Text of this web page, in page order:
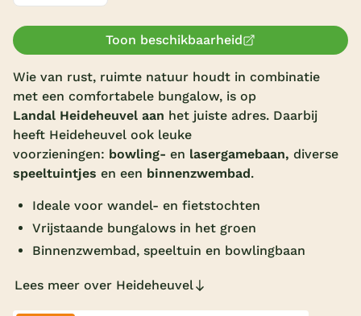
Vakantieparken
Subtropisch zwembad
Overdekt zwembad
Wildwaterbaan
Alle populaire faciliteiten
Keuzehulp
Toon beschikbaarheid
Wie van rust, ruimte natuur houdt in combinatie
met een comfortabele bungalow, is op
Landal Heideheuvel aan het juiste adres. Daarbij
heeft Heideheuvel ook leuke
voorzieningen: bowling- en lasergamebaan, diverse
speeltuintjes en een binnenzwembad.
Ideale voor wandel- en fietstochten
Vrijstaande bungalows in het groen
Binnenzwembad, speeltuin en bowlingbaan
Lees meer over Heideheuvel